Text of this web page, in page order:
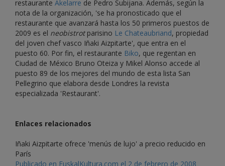
restaurante Akelarre de Pedro Subijana. Además, según la
nota de la organización, 'se ha pronosticado que el
restaurante que avanzará hasta los 50 primeros puestos de
2009 es el neobistrotparisino Le Chateaubriand, propiedad
del joven chef vasco Iñaki Aizpitarte', que entra en el
puesto 60. Por fin, el restaurante Biko, que regentan en
Ciudad de México Bruno Oteiza y Mikel Alonso accede al
puesto 89 de los mejores del mundo de esta lista San
Pellegrino que elabora desde Londres la revista
especializada 'Restaurant'.
Enlaces relacionados
Iñaki Aizpitarte ofrece 'menús de lujo' a precio reducido en
París
Publicado en EuskalKultura.com el 2 de febrero de 2008